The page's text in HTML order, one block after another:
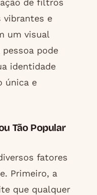
de filtros
vibrantes e
um visual
pode
identidade
única e
Tão Popular
fatores
Primeiro, a
que qualquer